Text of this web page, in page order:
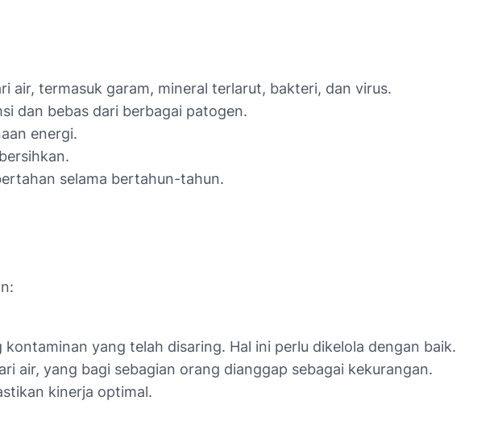
air, termasuk garam, mineral terlarut, bakteri, dan virus.
dan bebas dari berbagai patogen.
energi.
selama bertahun-tahun.
yang telah disaring. Hal ini perlu dikelola dengan baik.
air, yang bagi sebagian orang dianggap sebagai kekurangan.
kinerja optimal.